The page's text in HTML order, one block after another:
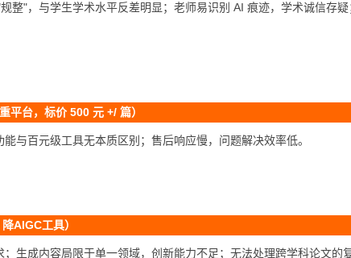
整"，与学生学术水平反差明显；老师易识别 AI 痕迹，学术诚信存
平台，标价 500 元 +/ 篇）
与百元级工具无本质区别；售后响应慢，问题解决效率低。
AIGC工具）
生成内容局限于单一领域，创新能力不足；无法处理跨学科论文的